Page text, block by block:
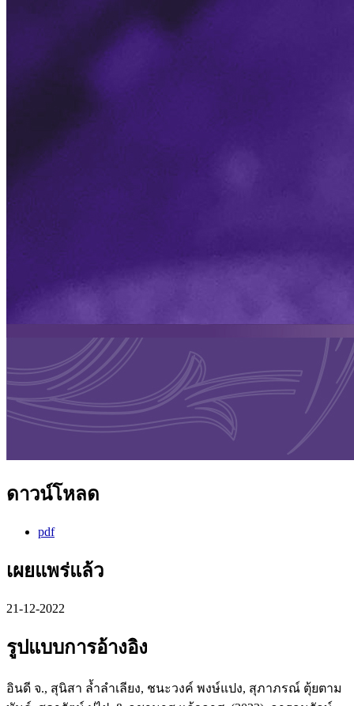
ดาวน์โหลด
pdf
เผยแพร่แล้ว
21-12-2022
รูปแบบการอ้างอิง
อินดี จ., สุนิสา ล้ำลำเลียง, ชนะวงค์ พงษ์แปง, สุภาภรณ์ ตุ้ยตาม